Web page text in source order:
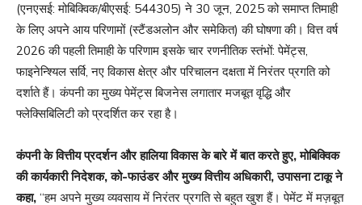
(एनएसई: मोबिक्विक/बीएसई: 544305) ने 30 जून, 2025 को समाप्त तिमाही
के लिए अपने आय परिणामों (स्टैंडअलोन और समेकित) की घोषणा की। वित्त वर्ष
2026 की पहली तिमाही के परिणाम इसके चार रणनीतिक स्तंभों: पेमेंट्स,
फाइनेन्श्यिल सर्वि, नए विकास क्षेत्र और परिचालन दक्षता में निरंतर प्रगति को
दर्शाते हैं। कंपनी का मुख्य पेमेंट्स बिजनेस लगातार मजबूत वृद्धि और
फ्लेक्सिबिलिटी को प्रदर्शित कर रहा है।
कंपनी के वित्तीय प्रदर्शन और हालिया विकास के बारे में बात करते हुए, मोबिक्विक
की कार्यकारी निदेशक, को-फाउंडर और मुख्य वित्तीय अधिकारी, उपासना टाकू ने
कहा, “हम अपने मुख्य व्यवसाय में निरंतर प्रगति से बहुत खुश हैं। पेमेंट में मज़बूत